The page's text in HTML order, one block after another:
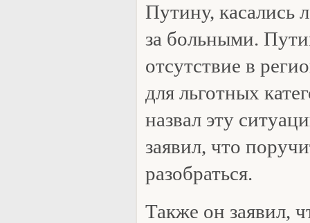
Путину, касались
за больными.
отсутствие в
для льготных
назвал эту
заявил, что
разобраться.
Также он заявил,